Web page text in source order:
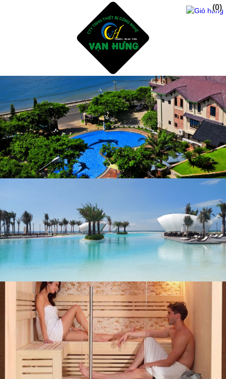
Trang Chủ
Giới Thiệu
Dịch vụ
Sản Phẩm
Tư Vấn Thiết Kế Xây Dụng Hồ Bơi
Thiết Bị Và Phụ Kiện Hồ Bơi
Hóa Chất Xữ Lý Nước Hồ Bơi
Dịch Vụ Chăm Sóc Hồ Bơi
Thiết Kế Phòng Tắm sauna - steam bath
Tư Vấn Thiết Kế Xây Dụng Hồ CáKoi - Thiết Bị Lọc
Phụ Gia Chống Thấm Hồ Bơi - Hồ CáKoi
Dự Án
liên hệ
(0)